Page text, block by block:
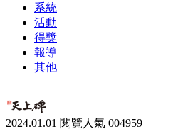
系統
活動
得獎
報導
其他
2024.01.01 閱覽人氣 004959